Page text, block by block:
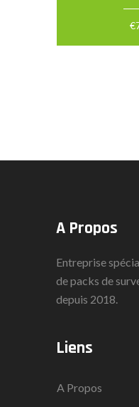
€
A Propos
Entreprise
de packs de
depuis 2018.
Liens
A Propos